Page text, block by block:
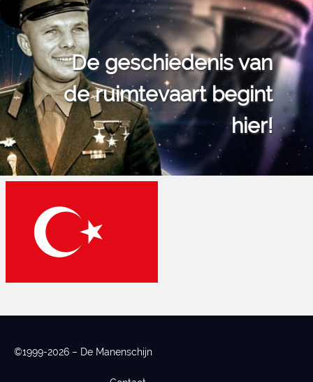
De geschiedenis van
de ruimtevaart begint
hier!
©1999-2026 – De Manenschijn